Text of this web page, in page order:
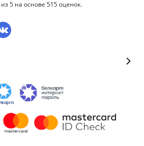
из5 на основе 515оценок.